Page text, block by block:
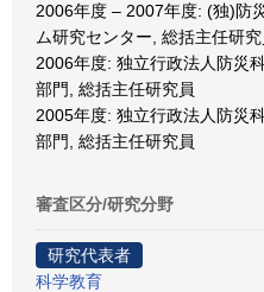
2006年度 – 2007年度: (独)防
ム研究センター, 総括主任研究
2006年度: 独立行政法人防災
部門, 総括主任研究員
2005年度: 独立行政法人防災
部門, 総括主任研究員
審査区分/研究分野
研究代表者
科学教育